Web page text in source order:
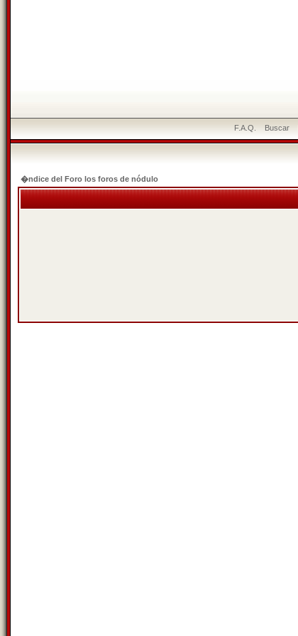
F.A.Q. Buscar
�ndice del Foro los foros de nódulo